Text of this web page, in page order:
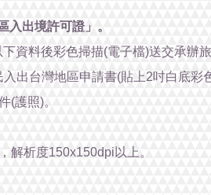
入出境許可證」。
資料後彩色掃描(電子檔)送交承辦旅
出台灣地區申請書(貼上2吋白底彩
(護照)。
解析度150x150dpi以上。